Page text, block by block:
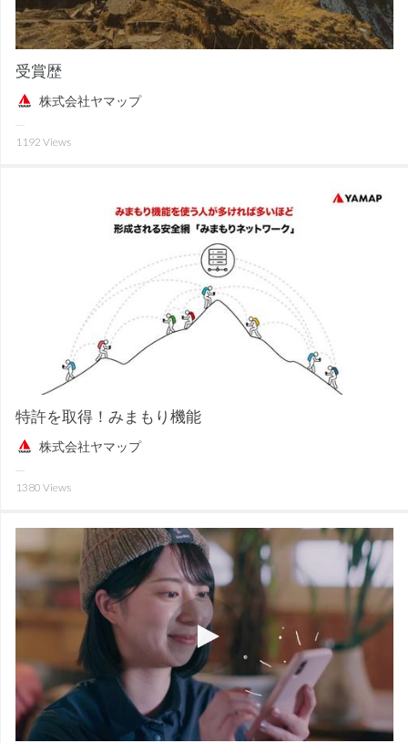
受賞歴
株式会社ヤマップ
1192 Views
特許を取得！みまもり機能
株式会社ヤマップ
1380 Views